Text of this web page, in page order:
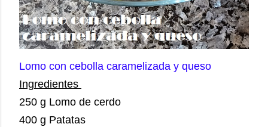
Lomo con cebolla caramelizada y queso
Ingredientes
250 g Lomo de cerdo
400 g Patatas